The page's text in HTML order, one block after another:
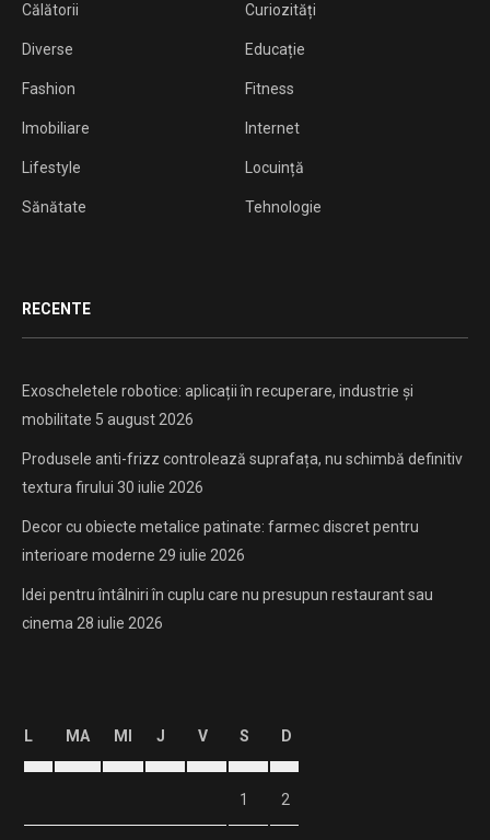
Călătorii Curiozități
Diverse Educație
Fashion Fitness
Imobiliare Internet
Lifestyle Locuință
Sănătate Tehnologie
RECENTE
Exoscheletele robotice: aplicații în recuperare, industrie și
mobilitate 5 august 2026
Produsele anti-frizz controlează suprafața, nu schimbă definitiv
textura firului 30 iulie 2026
Decor cu obiecte metalice patinate: farmec discret pentru
interioare moderne 29 iulie 2026
Idei pentru întâlniri în cuplu care nu presupun restaurant sau
cinema 28 iulie 2026
L MA MI J V S D
1 2